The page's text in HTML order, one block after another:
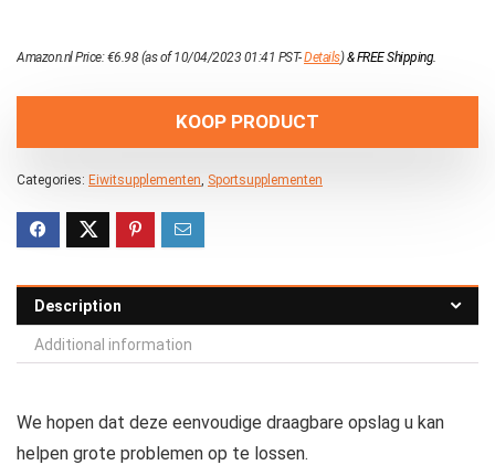
Amazon.nl Price:€6.98(as of 10/04/2023 01:41 PST-Details)&FREE Shipping.
KOOP PRODUCT
Categories: Eiwitsupplementen Sportsupplementen
Description
Additional information
We hopen dat deze eenvoudige draagbare opslag u kan
helpen grote problemen op te lossen.